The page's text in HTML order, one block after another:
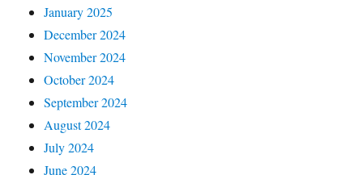
January 2025
December 2024
November 2024
October 2024
September 2024
August 2024
July 2024
June 2024